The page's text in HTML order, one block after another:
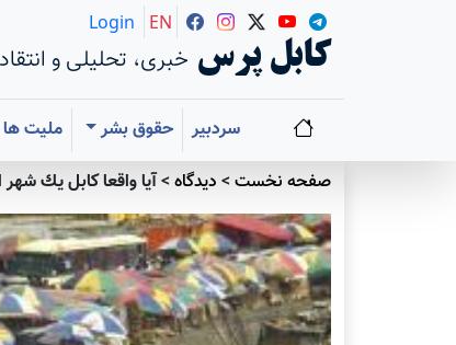
کابل پرس خبری، تحلیلی و
Login EN
سردبیر حقوق بشر ملیت ها
صفحه نخست> دیدگاه>آيا واقعا كابل يك